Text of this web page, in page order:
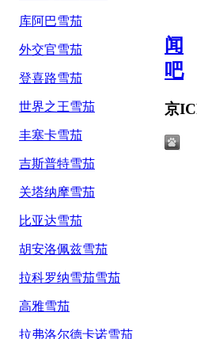
库阿巴雪茄
外交官雪茄
登喜路雪茄
世界之王雪茄
丰塞卡雪茄
吉斯普特雪茄
关塔纳摩雪茄
比亚达雪茄
胡安洛佩兹雪茄
拉科罗纳雪茄雪茄
高雅雪茄
拉弗洛尔德卡诺雪茄
闻
吧
京